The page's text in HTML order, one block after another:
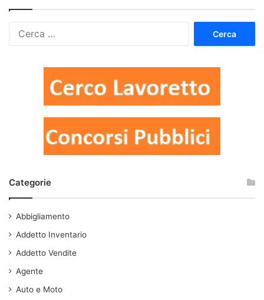
Categorie
Abbigliamento
Addetto Inventario
Addetto Vendite
Agente
Auto e Moto